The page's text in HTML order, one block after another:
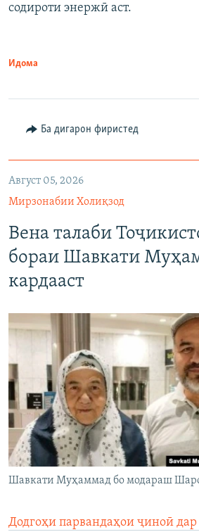
содироти энержӣ аст.
Идома
Ба дигарон фиристед
Август 05, 2026
Мирзонабии Холиқзод
Вена талаби
бораи Шавкати
кардааст
Шавкати Муҳаммад бо модараш
Додгоҳи парвандаҳои ҷиноӣ дар